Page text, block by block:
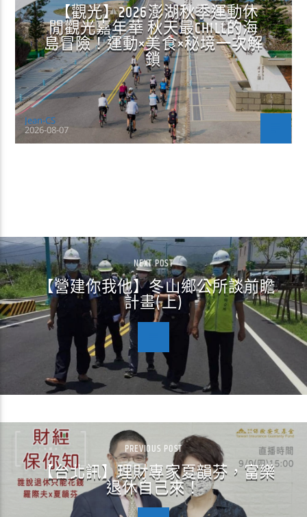
【觀光】2026澎湖秋季運動休
閒觀光嘉年華 秋天最CHILL的海
島冒險！運動×美食×秘境一次解
鎖
Jean-CS
2026-08-07
NEXT POST
【營建你我他】冬山鄉公所談前瞻
計畫(上)
PREVIOUS POST
【台北訊】理財專家夏韻芬，富樂
退休自己來！